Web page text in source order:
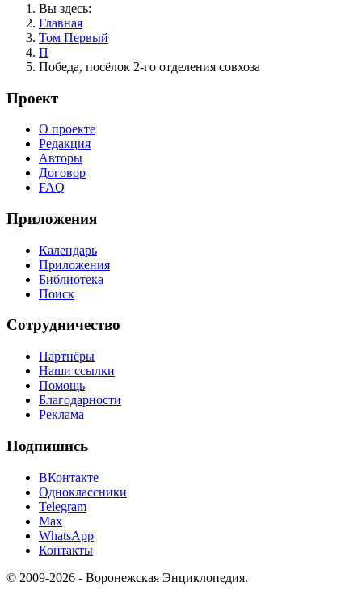
Вы здесь:
Главная
Том Первый
П
Победа, посёлок 2-го отделения совхоза
Проект
О проекте
Редакция
Авторы
Договор
FAQ
Приложения
Календарь
Приложения
Библиотека
Поиск
Сотрудничество
Партнёры
Наши ссылки
Помощь
Благодарности
Реклама
Подпишись
ВКонтакте
Одноклассники
Telegram
Max
WhatsApp
Контакты
© 2009-2026 - Воронежская Энциклопедия.